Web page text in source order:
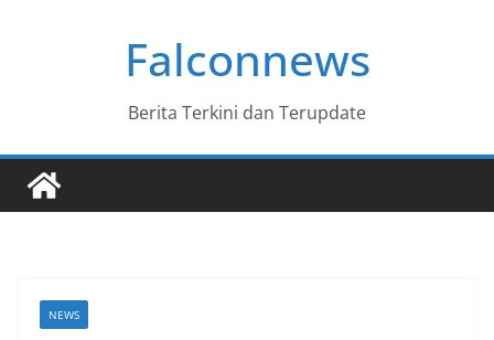
Falconnews
Berita Terkini dan Terupdate
NEWS